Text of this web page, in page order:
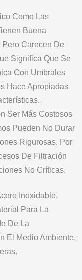
Como Las
Buena
Pero Carecen De
Significa Que Se
Con Umbrales
Hace Apropiadas
Ser Más Costosos
Pueden No Durar
Rigurosas, Por
De Filtración
No Críticas.
Inoxidable,
Para La
De La
El Medio Ambiente,